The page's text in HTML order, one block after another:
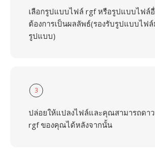
เลือกรูปแบบไฟล์ rgf หรือรูปแบบไฟล์
ต้องการเป็นผลลัพธ์(รองรับรูปแบบไฟ
รูปแบบ)
3
ปล่อยให้แปลงไฟล์และคุณสามารถดา
rgf ของคุณได้หลังจากนั้น